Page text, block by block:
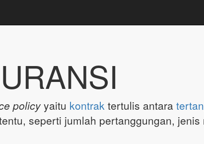
policyyaitu kontrak tertulis antara
seperti jumlah pertanggungan, jenis